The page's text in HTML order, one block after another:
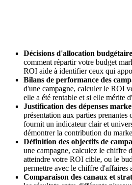
Décisions d'allocation budgétaire
comment répartir votre budget
ROI aide à identifier ceux qui
Bilans de performance des
d'une campagne, calculer le ROI
elle a été rentable et si elle mérite
Justification des dépenses
présentation aux parties
fournit un indicateur clair et
démontrer la contribution du
Définition des objectifs de
une campagne, calculez le chiffre
atteindre votre ROI cible, ou le
permettre avec le chiffre d'affaires
Comparaison des canaux et